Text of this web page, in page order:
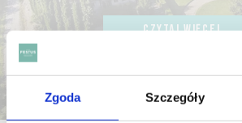
Zgoda Szczegóły
CZYTAJ WIĘCEJ
CZYTAJ WIĘCEJ